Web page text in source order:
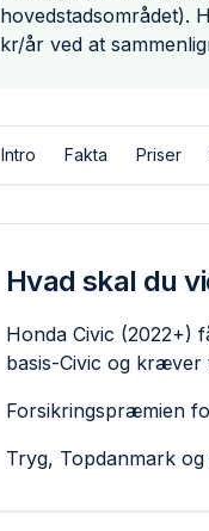
hovedstadsområdet).
kr/år ved at
Intro Fakta Priser
Hvad skal du
Honda Civic (2022+)
basis-Civic og
Forsikringspræmien
Tryg, Topdanmark